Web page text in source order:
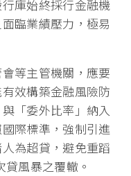
庫始終採行金融機
臨業績壓力，極易
等主管機關，應要
效構築金融風險防
「委外比率」納入
際標準，強制引進
為超貸，避免重蹈
風暴之覆轍。